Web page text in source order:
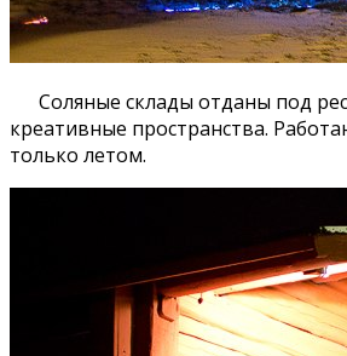
Соляные склады отданы под
креативные пространства.
только летом.